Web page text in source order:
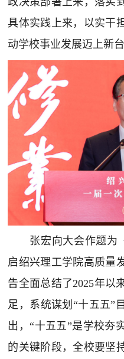
具体实践上来，以实干
动学校事业发展迈上新
张宏向大会作题为
启绍兴理工学院高质量
告全面总结了2025年以
足，系统谋划“十五五”
出，“十五五”是学校夯
的关键阶段，全校要坚